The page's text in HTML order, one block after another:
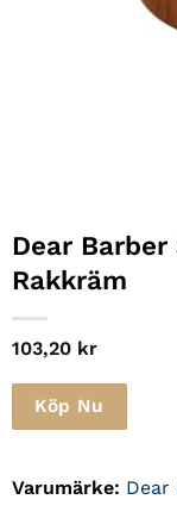
Dear
Rakkräm
103,20 kr
Köp Nu
Varumärke: Dear